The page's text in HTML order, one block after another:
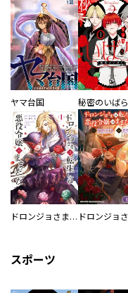
ヤマ台国 秘密のいばら
ドロンジョさまは転生しても悪役令嬢のままだった
スポーツ